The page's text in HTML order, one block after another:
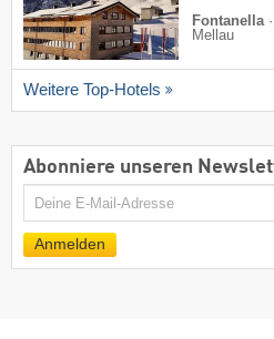
Fontanella ·
Mellau
Weitere Top-Hotels
Abonniere unseren
E-
Mail
Anmelden